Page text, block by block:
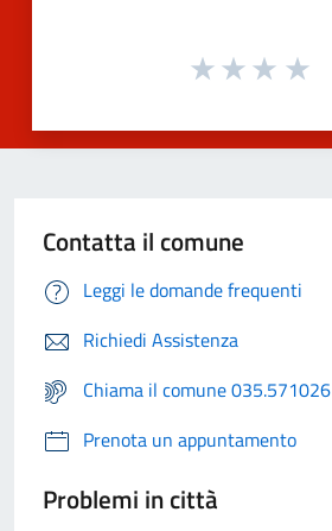
Contatta il comune
Leggi le domande frequenti
Richiedi Assistenza
Chiama il comune 035.571026
Prenota un appuntamento
Problemi in città